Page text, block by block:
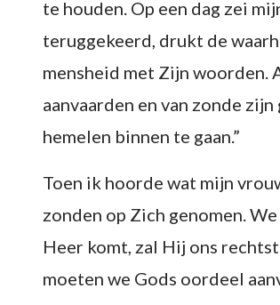
te houden. Op een dag zei
teruggekeerd, drukt de
mensheid met Zijn woorden.
aanvaarden en van zonde
hemelen binnen te gaan.”
Toen ik hoorde wat mijn
zonden op Zich genomen.
Heer komt, zal Hij ons
moeten we Gods oordeel